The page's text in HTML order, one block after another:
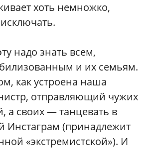
хоть немножко,
надо знать всем,
и их семьям.
как устроена наша
отправляющий чужих
а своих — танцевать в
Инстаграм (принадлежит
«экстремистской»). И